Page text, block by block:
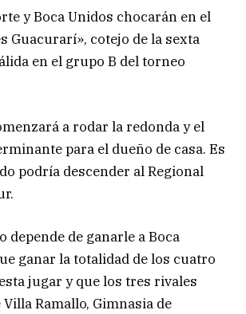
y Boca Unidos chocarán en el
Guacurarí», cotejo de la sexta
en el grupo B del torneo
a rodar la redonda y el
para el dueño de casa. Es
podría descender al Regional
depende de ganarle a Boca
ganar la totalidad de los cuatro
jugar y que los tres rivales
Ramallo, Gimnasia de